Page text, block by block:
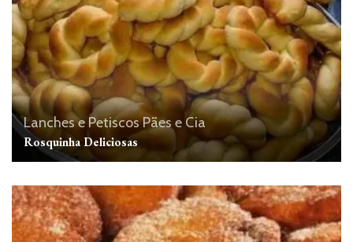
Lanches e PetiscosPães e Cia
Rosquinha Deliciosas